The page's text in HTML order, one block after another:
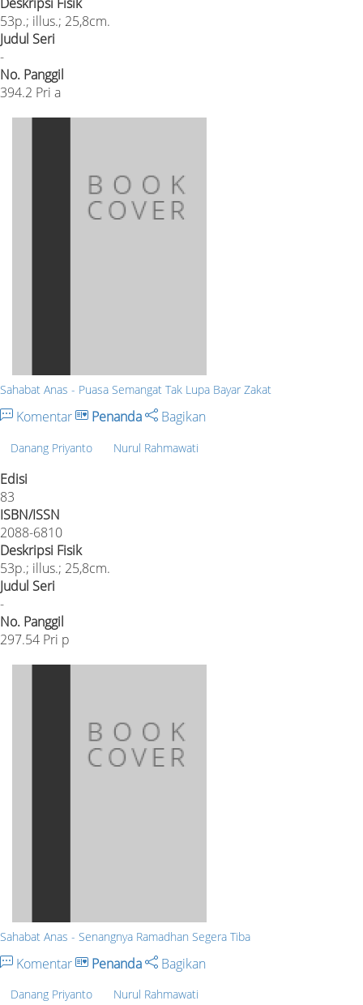
53p.; illus.; 25,8cm.
Judul Seri
-
No. Panggil
394.2 Pri a
Sahabat Anas - Puasa Semangat Tak Lupa Bayar Zakat
Komentar Penanda Bagikan
Danang Priyanto Nurul Rahmawati
Edisi
83
ISBN/ISSN
2088-6810
Deskripsi Fisik
53p.; illus.; 25,8cm.
Judul Seri
-
No. Panggil
297.54 Pri p
Sahabat Anas - Senangnya Ramadhan Segera Tiba
Komentar Penanda Bagikan
Danang Priyanto Nurul Rahmawati